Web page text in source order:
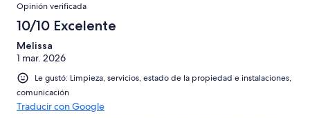
Opinión verificada
10/10 Excelente
Melissa
1 mar. 2026
Le gustó: Limpieza, servicios, estado de la propiedad e instalaciones,
comunicación
Traducir con Google